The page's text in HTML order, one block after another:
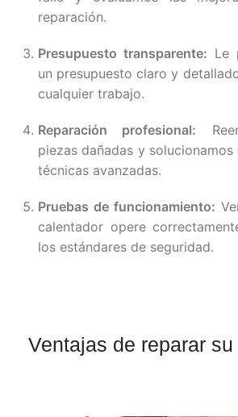
reparación.
Presupuesto transparente: Le
un presupuesto claro y
cualquier trabajo.
Reparación profesional:
piezas dañadas y
técnicas avanzadas.
Pruebas de funcionamiento:
calentador opere
los estándares de seguridad.
Ventajas de reparar